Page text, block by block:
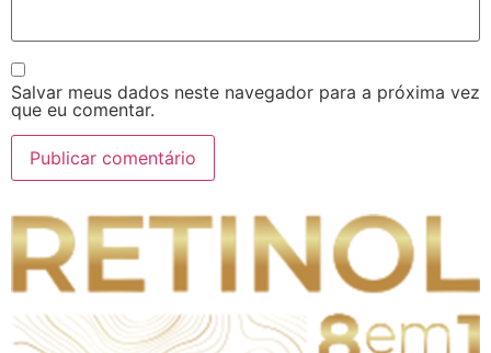
Salvar meus dados neste navegador para a próxima vez
que eu comentar.